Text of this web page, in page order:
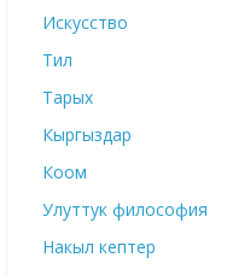
Искусство
Тил
Тарых
Кыргыздар
Коом
Улуттук философия
Накыл кептер